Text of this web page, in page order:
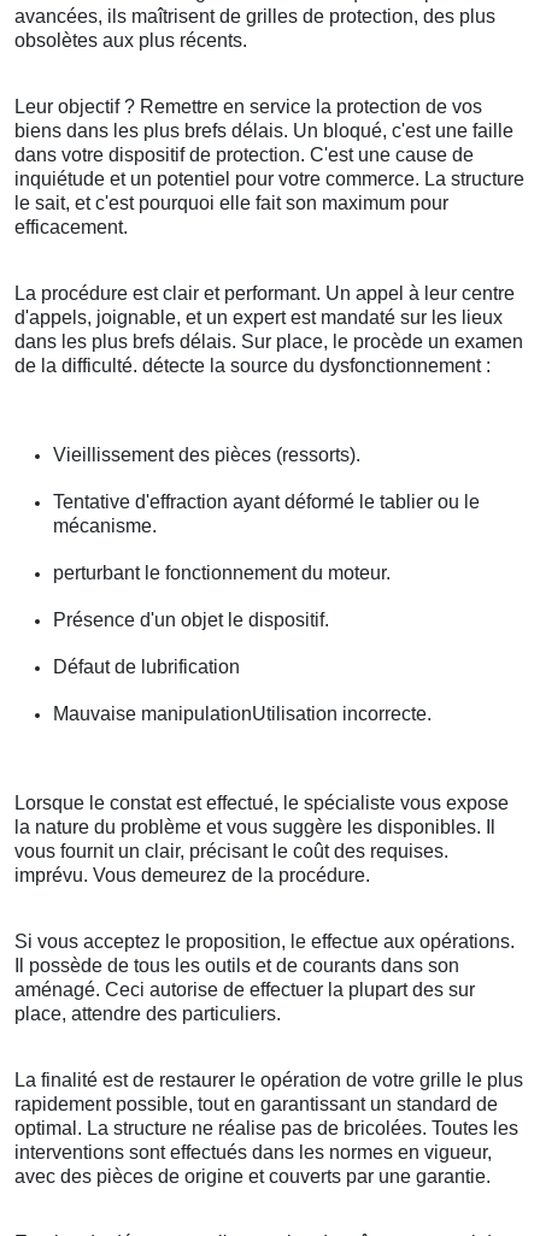
avancées, ils maîtrisent de grilles de protection, des plus
obsolètes aux plus récents.
Leur objectif ? Remettre en service la protection de vos
biens dans les plus brefs délais. Un bloqué, c'est une faille
dans votre dispositif de protection. C'est une cause de
inquiétude et un potentiel pour votre commerce. La structure
le sait, et c'est pourquoi elle fait son maximum pour
efficacement.
La procédure est clair et performant. Un appel à leur centre
d'appels, joignable, et un expert est mandaté sur les lieux
dans les plus brefs délais. Sur place, le procède un examen
de la difficulté. détecte la source du dysfonctionnement :
Vieillissement des pièces (ressorts).
Tentative d'effraction ayant déformé le tablier ou le
mécanisme.
perturbant le fonctionnement du moteur.
Présence d'un objet le dispositif.
Défaut de lubrification
Mauvaise manipulationUtilisation incorrecte.
Lorsque le constat est effectué, le spécialiste vous expose
la nature du problème et vous suggère les disponibles. Il
vous fournit un clair, précisant le coût des requises.
imprévu. Vous demeurez de la procédure.
Si vous acceptez le proposition, le effectue aux opérations.
Il possède de tous les outils et de courants dans son
aménagé. Ceci autorise de effectuer la plupart des sur
place, attendre des particuliers.
La finalité est de restaurer le opération de votre grille le plus
rapidement possible, tout en garantissant un standard de
optimal. La structure ne réalise pas de bricolées. Toutes les
interventions sont effectués dans les normes en vigueur,
avec des pièces de origine et couverts par une garantie.